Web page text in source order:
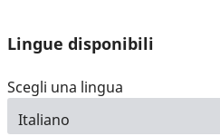
Lingue disponibili
Scegli una lingua